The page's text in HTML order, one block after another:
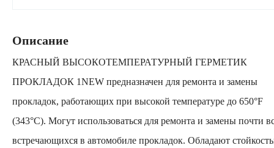
Описание
КРАСНЫЙ ВЫСОКОТЕМПЕРАТУРНЫЙ ГЕРМЕТИК
ПРОКЛАДОК 1NEW предназначен для ремонта и замены
прокладок, работающих при высокой температуре до 650°F
(343°С). Могут использоваться для ремонта и замены почти
встречающихся в автомобиле прокладок. Обладают